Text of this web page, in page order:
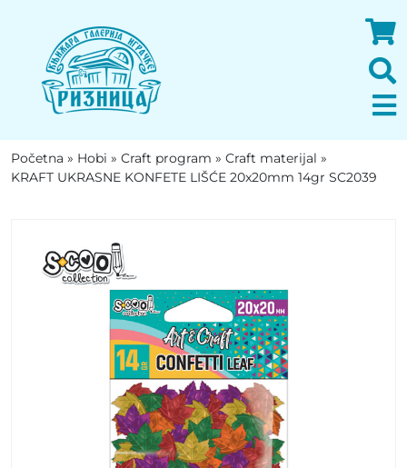
Početna » Hobi » Craft program » Craft materijal »
KRAFT UKRASNE KONFETE LIŠĆE 20x20mm 14gr SC2039